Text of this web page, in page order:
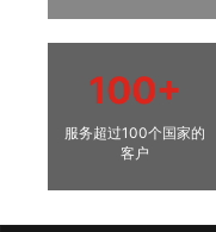
100+
服务超过100个国家的
客户